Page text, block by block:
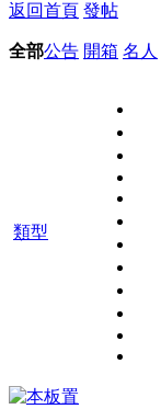
返回首頁 發帖
全部公告 開箱 名人
類型